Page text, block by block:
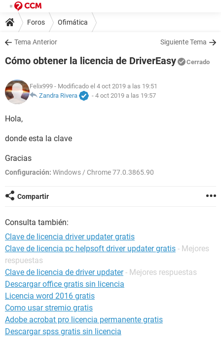
Foros Ofimática
Tema Anterior Siguiente Tema
Cómo obtener la licencia de DriverEasy Cerrado
Felix999 - Modificado el 4 oct 2019 a las 19:51
Zandra Rivera
- 4 oct 2019 a las 19:57
Hola,
donde esta la clave
Gracias
Configuración: Windows / Chrome 77.0.3865.90
Compartir
Consulta también:
Clave de licencia driver updater gratis
Clave de licencia pc helpsoft driver updater gratis - Mejores
respuestas
Clave de licencia de driver updater - Mejores respuestas
Descargar office gratis sin licencia
Licencia word 2016 gratis
Como usar stremio gratis
Adobe acrobat pro licencia permanente gratis
Descargar spss gratis sin licencia